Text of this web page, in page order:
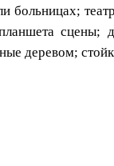
сцены;
деревом;